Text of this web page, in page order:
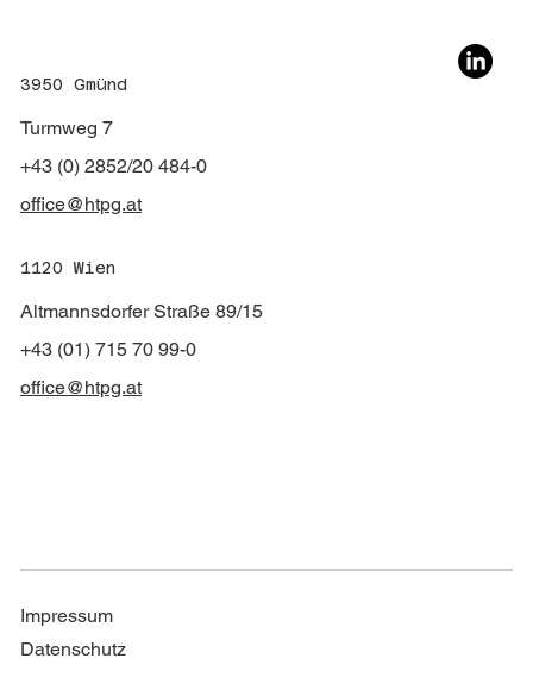
3950 Gmünd
Turmweg 7
+43 (0) 2852/20 484-0
office@htpg.at
1120 Wien
Altmannsdorfer Straße 89/15
+43 (01) 715 70 99-0
office@htpg.at
Impressum
Datenschutz